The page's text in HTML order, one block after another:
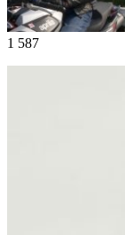
1 587